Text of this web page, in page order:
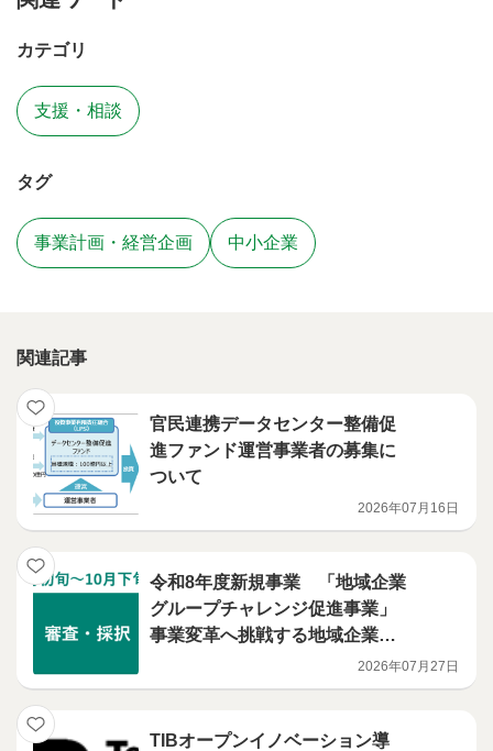
カテゴリ
支援・相談
タグ
事業計画・経営企画 中小企業
関連記事
官民連携データセンター整備促
進ファンド運営事業者の募集に
ついて
2026年07月16日
令和8年度新規事業 「地域企業
グループチャレンジ促進事業」
事業変革へ挑戦する地域企業グ
2026年07月27日
TIBオープンイノベーション導